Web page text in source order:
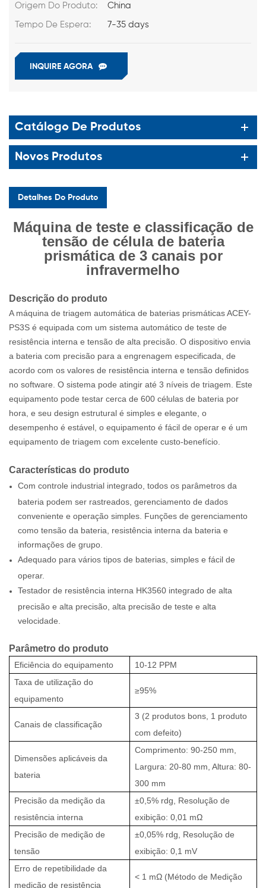
Origem Do Produto: China
Tempo De Espera: 7-35 days
INQUIRE AGORA
Catálogo De Produtos
Novos Produtos
Detalhes Do Produto
Máquina de teste e classificação de
tensão de célula de bateria
prismática de 3 canais por
infravermelho
Descrição do produto
A máquina de triagem automática de baterias prismáticas ACEY-
PS3S é equipada com um sistema automático de teste de
resistência interna e tensão de alta precisão. O dispositivo envia
a bateria com precisão para a engrenagem especificada, de
acordo com os valores de resistência interna e tensão definidos
no software. O sistema pode atingir até 3 níveis de triagem. Este
equipamento pode testar cerca de 600 células de bateria por
hora, e seu design estrutural é simples e elegante, o
desempenho é estável, o equipamento é fácil de operar e é um
equipamento de triagem com excelente custo-benefício.
Características do produto
Com controle industrial integrado, todos os parâmetros da
bateria podem ser rastreados, gerenciamento de dados
conveniente e operação simples. Funções de gerenciamento
como tensão da bateria, resistência interna da bateria e
informações de grupo.
Adequado para vários tipos de baterias, simples e fácil de
operar.
Testador de resistência interna HK3560 integrado de alta
precisão e alta precisão, alta precisão de teste e alta
velocidade.
Parâmetro do produto
Eficiência do equipamento
10-12 PPM
Taxa de utilização do
equipamento
≥95%
Canais de classificação
3 (2 produtos bons, 1 produto
com defeito)
Dimensões aplicáveis da
bateria
Comprimento: 90-250 mm,
Largura: 20-80 mm, Altura: 80-
300 mm
Precisão da medição da
resistência interna
±0,5% rdg, Resolução de
exibição: 0,01 mΩ
Precisão de medição de
tensão
±0,05% rdg, Resolução de
exibição: 0,1 mV
Erro de repetibilidade da
medição de resistência
< 1 mΩ (Método de Medição